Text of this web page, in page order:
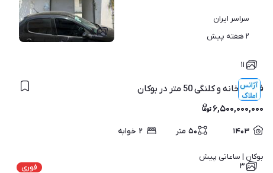
۸
سراسر ایران
۲ هفته پیش
۱۱
فروش خانه و کلنگی 50 متر در بوکان
۶,۵۰۰,۰۰۰,۰۰۰
۱۴۰۳ ۵۰ متر ۲ خوابه
بوکان | ساعاتی پیش
فوری
۳